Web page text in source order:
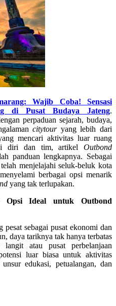
Wajib Coba! Sensasi
di Pusat Budaya Jateng.
perpaduan sejarah, budaya,
citytouryang lebih dari
mencari aktivitas luar ruang
diri dan tim, artikel Outbond
panduan lengkapnya. Sebagai
menjelajahi seluk-beluk kota
berbagai opsi menarik
yang tak terlupakan.
Opsi Ideal untuk Outbond
pesat sebagai pusat ekonomi dan
daya tariknya tak hanya terbatas
langit atau pusat perbelanjaan
luar biasa untuk aktivitas
edukasi, petualangan, dan